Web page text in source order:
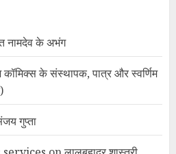
नामदेव के अभंग
कॉमिक्स के संस्थापक, पात्र और स्वर्णिम
गुप्ता